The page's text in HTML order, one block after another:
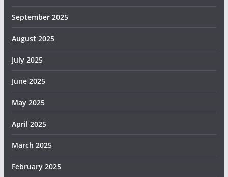
September 2025
August 2025
July 2025
June 2025
May 2025
April 2025
March 2025
February 2025